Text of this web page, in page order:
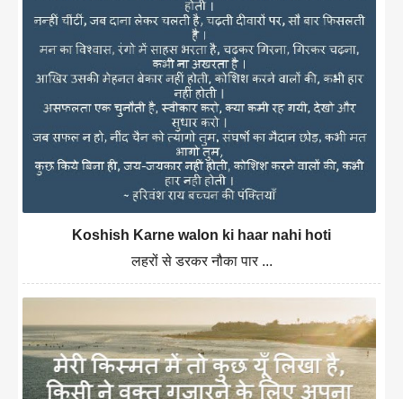
Koshish Karne walon ki haar nahi hoti
लहरों से डरकर नौका पार ...